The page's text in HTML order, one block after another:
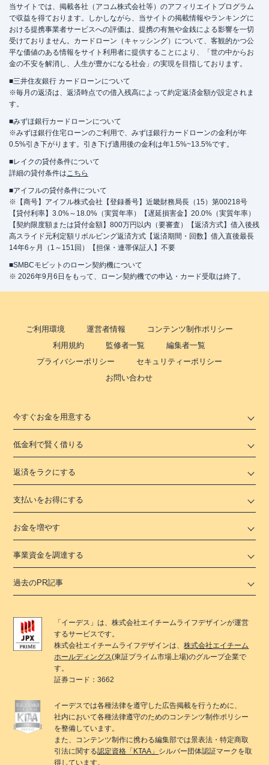
当サイトでは、掲載各社（アコム株式会社等）のアフィリエイトプログラム
で収益を得ております。しかしながら、当サイトの掲載情報やランキングに
おける提携事業者サービスへの評価は、提携の有無や金銭による影響を一切
受けておりません。カードローン（キャッシング）について、客観的かつ公
平な価値のある情報をサイト利用者に提供することにより、「世の中からお
金の不安を解消し、人生が豊かになる社会」の実現を目指しております。
■三井住友銀行 カードローンについて
※毎月の返済は、返済時点での借入残高によって約定返済金額が設定されま
す。
■みずほ銀行カードローンについて
※みずほ銀行住宅ローンのご利用で、みずほ銀行カードローンの金利が年
0.5%引き下がります。引き下げ適用後の金利は年1.5%~13.5%です。
■レイクの貸付条件について
詳細の貸付条件はこちら
■アイフルの貸付条件について
※【商号】アイフル株式会社【登録番号】近畿財務局長（15）第00218号
【貸付利率】3.0%～18.0%（実質年率）【遅延損害金】20.0%（実質年率）
【契約限度額または貸付金額】800万円以内（要審査）【返済方式】借入後残
高スライド元利定額リボルビング返済方式【返済期間・回数】借入直後最長
14年6ヶ月（1～151回）【担保・連帯保証人】不要
■SMBCモビットのローン契約機について
※ 2026年9月6日をもって、ローン契約機での申込・カード受取は終了。
ご利用環境 運営者情報
コンテンツ制作ポリシー
利用規約
監修者一覧
編集者一覧
プライバシーポリシー
セキュリティーポリシー
お問い合わせ
今すぐお金を用意する
低金利で賢く借りる
返済をラクにする
支払いをお得にする
お金を増やす
事業資金を調達する
過去のPR記事
「 イーデス 」は、株式会社エイチームライフデザインが運営
するサービスです。
株式会社エイチームライフデザインは、株式会社エイチーム
ホールディングス(東証プライム市場上場)のグループ企業で
す。
証券コード：3662
イーデスでは各種法律を遵守した広告掲載を行うために、
社内において各種法律遵守のためのコンテンツ制作ポリシー
を整備しています。
また、コンテンツ制作に携わる編集部では景表法・特定商取
引法に関する認定資格「KTAA」 シルバー団体認証マークを取
得しています。